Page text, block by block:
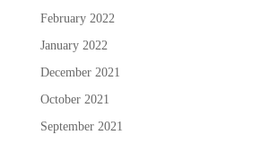
February 2022
January 2022
December 2021
October 2021
September 2021